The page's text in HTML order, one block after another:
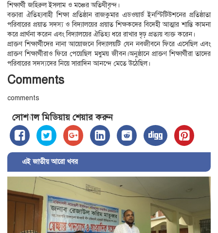
শিক্ষার্থী জহিরুল ইসলাম ও মঞ্চের অতিথীবৃন্দ।
বক্তারা ঐতিহ্যবাহী শিক্ষা প্রতিষ্ঠান রাজকুমার এডওয়ার্ড ইনস্টিটিউশনের প্রতিষ্ঠাতা
পরিবারের প্রয়াত সদস্য ও বিদ্যালয়ের প্রয়াত শিক্ষকদের বিদেহী আত্মার শান্তি কামনা
করে প্রার্থনা করেন এবং বিদ্যালয়ের ঐতিহ্য ধরে রাখার দৃঢ় প্রত্যয় ব্যক্ত করেন।
প্রাক্তণ শিক্ষার্থীদের নানা আয়োজনে বিদ্যালয়টি যেন নবজীবনে ফিরে এসেছিল এবং
প্রাক্তণ শিক্ষার্থীরাও ফিরে পেয়েছিল মধুময় জীবন।অনুষ্ঠানে প্রাক্তণ শিক্ষার্থীরা তাদের
পরিবারের সদস্যদের নিয়ে সারাদিন আনন্দে মেতে উঠেছিল।
Comments
comments
সোশ্যাল মিডিয়ায় শেয়ার করুন
এই জাতীয় আরো খবর